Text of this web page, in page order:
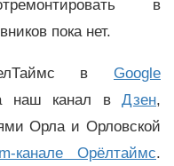
в
пока нет.
в Google
наш канал вДзен,
Орла и Орловской
канале Орёлтаймс.